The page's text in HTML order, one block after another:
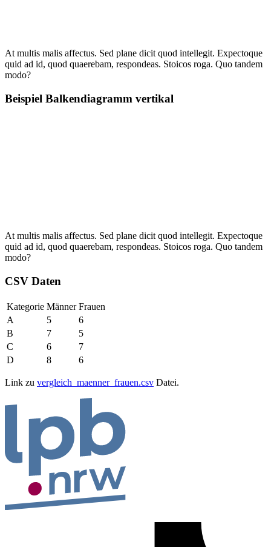
At multis malis affectus. Sed plane dicit quod intellegit. Expectoque
quid ad id, quod quaerebam, respondeas. Stoicos roga. Quo tandem
modo?
Beispiel Balkendiagramm vertikal
At multis malis affectus. Sed plane dicit quod intellegit. Expectoque
quid ad id, quod quaerebam, respondeas. Stoicos roga. Quo tandem
modo?
CSV Daten
Kategorie Männer Frauen
A
5
6
B
7
5
C
6
7
D
8 6
Link zu vergleich_maenner_frauen.csv Datei.